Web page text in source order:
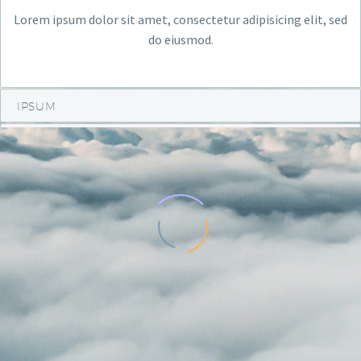
Lorem ipsum dolor sit amet, consectetur adipisicing elit, sed
do eiusmod.
IPSUM
DOLOR